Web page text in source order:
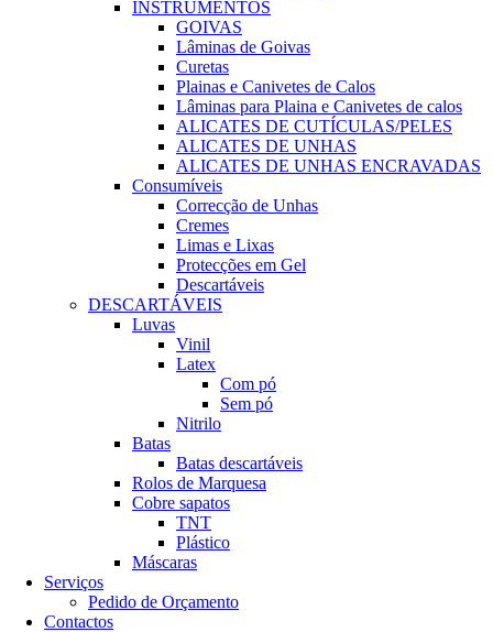
INSTRUMENTOS
GOIVAS
Lâminas de Goivas
Curetas
Plainas e Canivetes de Calos
Lâminas para Plaina e Canivetes de calos
ALICATES DE CUTÍCULAS/PELES
ALICATES DE UNHAS
ALICATES DE UNHAS ENCRAVADAS
Consumíveis
Correcção de Unhas
Cremes
Limas e Lixas
Protecções em Gel
Descartáveis
DESCARTÁVEIS
Luvas
Vinil
Latex
Com pó
Sem pó
Nitrilo
Batas
Batas descartáveis
Rolos de Marquesa
Cobre sapatos
TNT
Plástico
Máscaras
Serviços
Pedido de Orçamento
Contactos